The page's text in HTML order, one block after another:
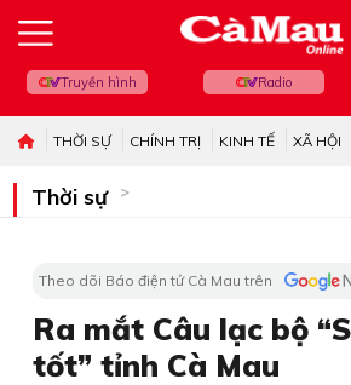
Truyền hình Radio
THỜI SỰ CHÍNH TRỊ KINH TẾ XÃ HỘI
Thời sự
Theo dõi Báo điện tử Cà Mau trên
Ra mắt Câu lạc bộ
tốt” tỉnh Cà Mau